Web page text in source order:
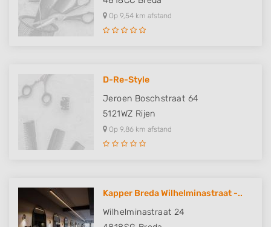
Op 9,54 km afstand
D-Re-Style
Jeroen Boschstraat 64
5121WZ Rijen
Op 9,86 km afstand
Kapper Breda Wilhelminastraat -..
Wilhelminastraat 24